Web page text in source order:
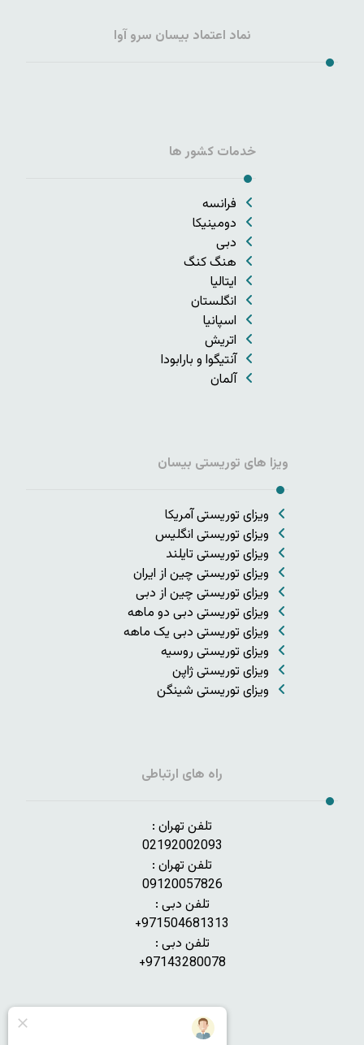
نماد اعتماد بیسان سرو آوا
خدمات کشور ها
فرانسه
دومینیکا
دبی
هنگ کنگ
ایتالیا
انگلستان
اسپانیا
اتریش
آنتیگوا و بارابودا
آلمان
ویزا های توریستی بیسان
ویزای توریستی آمریکا
ویزای توریستی انگلیس
ویزای توریستی تایلند
ویزای توریستی چین از ایران
ویزای توریستی چین از دبی
ویزای توریستی دبی دو ماهه
ویزای توریستی دبی یک ماهه
ویزای توریستی روسیه
ویزای توریستی ژاپن
ویزای توریستی شینگن
راه های ارتباطی
تلفن تهران :
02192002093
تلفن تهران :
09120057826
تلفن دبی :
971504681313+
تلفن دبی :
97143280078+